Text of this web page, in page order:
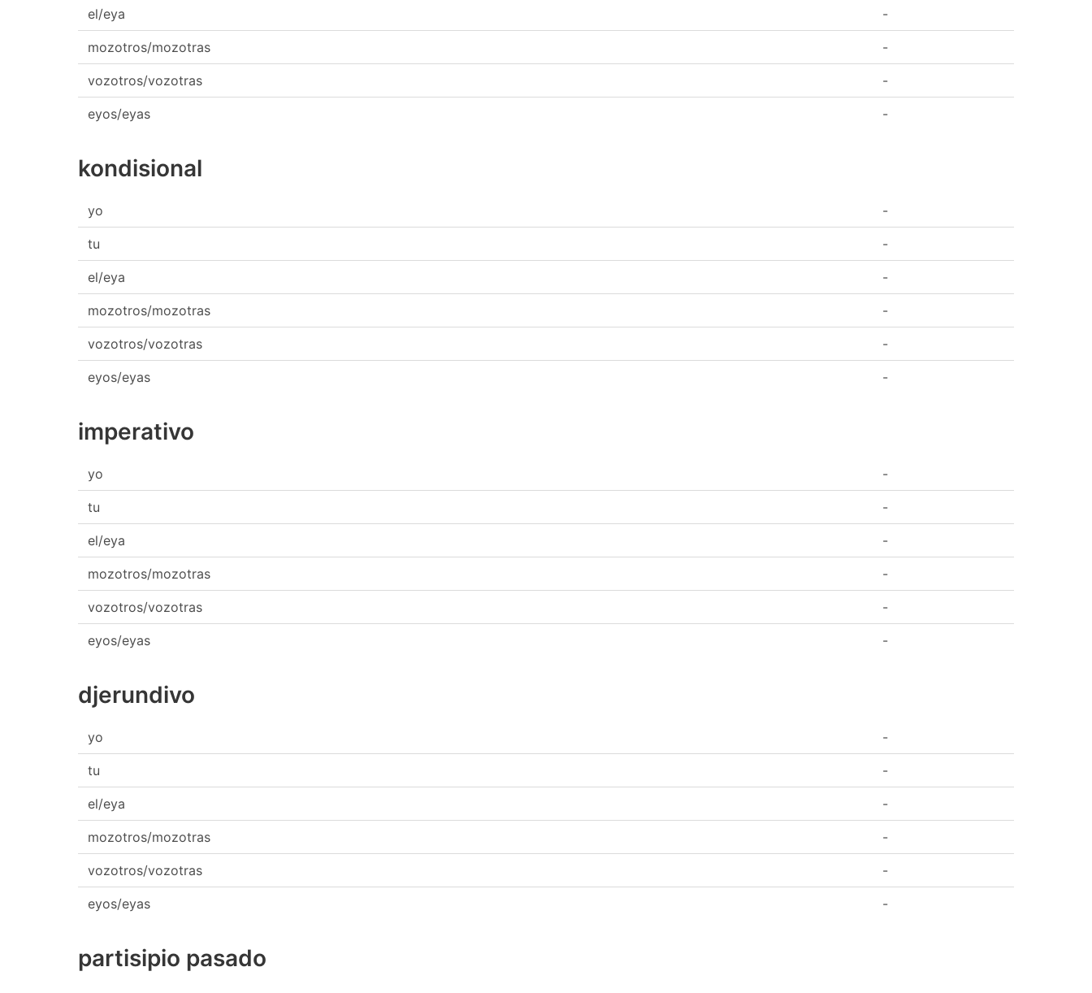
el/eya -
mozotros/mozotras -
vozotros/vozotras -
eyos/eyas -
kondisional
yo -
tu -
el/eya -
mozotros/mozotras -
vozotros/vozotras -
eyos/eyas -
imperativo
yo -
tu -
el/eya -
mozotros/mozotras -
vozotros/vozotras -
eyos/eyas -
djerundivo
yo -
tu -
el/eya -
mozotros/mozotras -
vozotros/vozotras -
eyos/eyas -
partisipio pasado